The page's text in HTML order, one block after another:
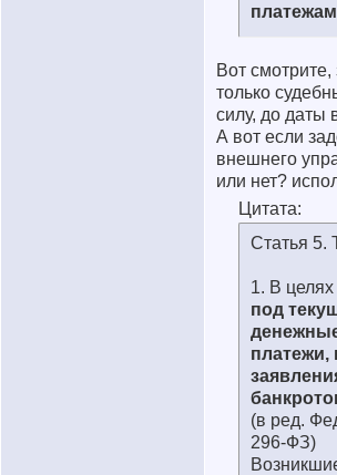
Вот
только
силу, до даты
А вот если
внешнего
или нет?
Цитата:
Статья 5.
1. В
под
платежи,
(в ред.
296-ФЗ)